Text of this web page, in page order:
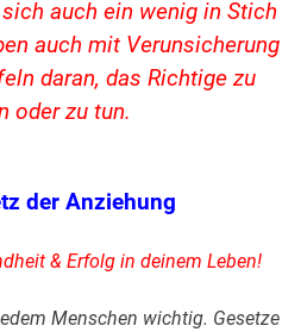
auch ein wenig in Stich
auch mit Verunsicherung
daran, das Richtige zu
oder zu tun.
der Anziehung
& Erfolg in deinem Leben!
Menschen wichtig. Gesetze